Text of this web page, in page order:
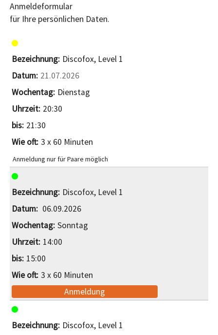
Anmeldeformular
für Ihre persönlichen Daten.
Discofox, Level 1
21.07.2026
Dienstag
20:30
21:30
3 x 60 Minuten
Anmeldung nur für Paare möglich
Discofox, Level 1
06.09.2026
Sonntag
14:00
15:00
3 x 60 Minuten
Anmeldung
Discofox, Level 1